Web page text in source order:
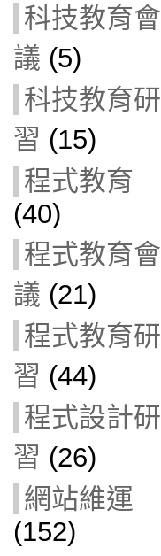
科技教育會
議 (5)
科技教育研
習 (15)
程式教育
(40)
程式教育會
議 (21)
程式教育研
習 (44)
程式設計研
習 (26)
網站維運
(152)